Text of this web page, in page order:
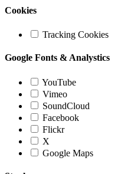
Cookies
Tracking Cookies
Google Fonts & Analystics
YouTube
Vimeo
SoundCloud
Facebook
Flickr
X
Google Maps